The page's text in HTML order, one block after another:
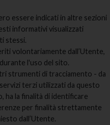
essere indicati in altre sezioni
informativi visualizzati
stessi.
volontariamente dall’Utente,
l'uso del sito.
strumenti di tracciamento - da
terzi utilizzati da questo
ha la finalità di identificare
per finalità strettamente
dall’Utente.